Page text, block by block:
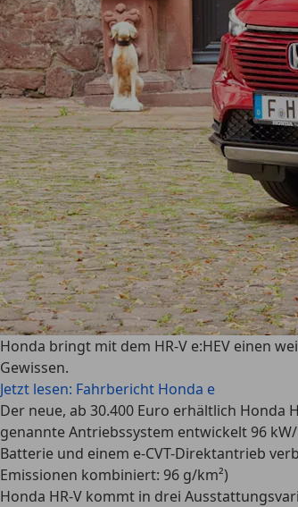
Honda bringt mit dem HR-V e:HEV einen
Gewissen.
Jetzt lesen: Fahrbericht Honda e
Der neue, ab 30.400 Euro erhältlich Honda
genannte Antriebssystem entwickelt 96
Batterie und einem e-CVT-Direktantrieb
Emissionen kombiniert: 96 g/km²)
Honda HR-V kommt in drei